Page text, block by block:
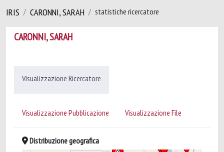
IRIS CARONNI, SARAH statistiche ricercatore
CARONNI, SARAH
Visualizzazione Ricercatore
Visualizzazione Pubblicazione Visualizzazione File
Distribuzione geografica